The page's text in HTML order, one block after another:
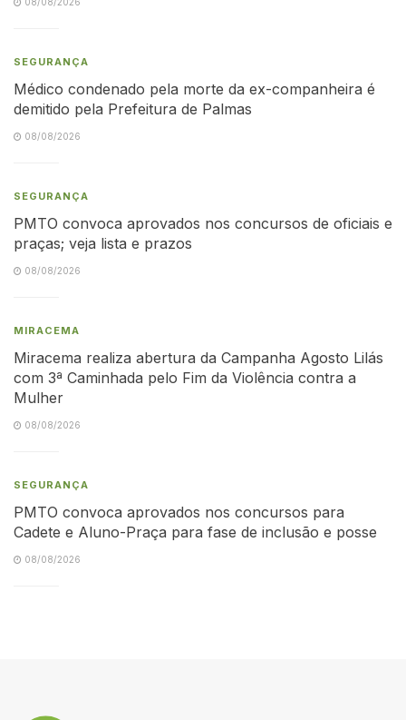
SEGURANÇA
Médico condenado pela morte da ex-companheira é
demitido pela Prefeitura de Palmas
08/08/2026
SEGURANÇA
PMTO convoca aprovados nos concursos de oficiais e
praças; veja lista e prazos
08/08/2026
MIRACEMA
Miracema realiza abertura da Campanha Agosto Lilás
com 3ª Caminhada pelo Fim da Violência contra a
Mulher
08/08/2026
SEGURANÇA
PMTO convoca aprovados nos concursos para
Cadete e Aluno-Praça para fase de inclusão e posse
08/08/2026